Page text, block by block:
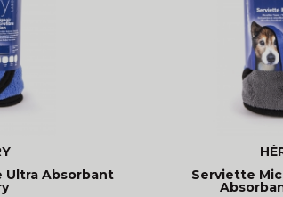
Ultra Absorbant
Serviette